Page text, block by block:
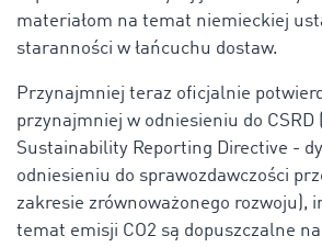
materiałom na temat niemieckiej
staranności w łańcuchu dostaw.
Przynajmniej teraz oficjalnie
przynajmniej w odniesieniu do CSRD
Sustainability Reporting Directive -
odniesieniu do sprawozdawczości
zakresie zrównoważonego rozwoju),
temat emisji CO2 są dopuszczalne